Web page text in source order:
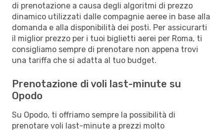
di prenotazione a causa degli algoritmi di prezzo
dinamico utilizzati dalle compagnie aeree in base alla
domanda e alla disponibilità dei posti. Per assicurarti
il miglior prezzo per i tuoi biglietti aerei per Roma, ti
consigliamo sempre di prenotare non appena trovi
una tariffa che si adatta al tuo budget.
Prenotazione di voli last-minute su
Opodo
Su Opodo, ti offriamo sempre la possibilità di
prenotare voli last-minute a prezzi molto